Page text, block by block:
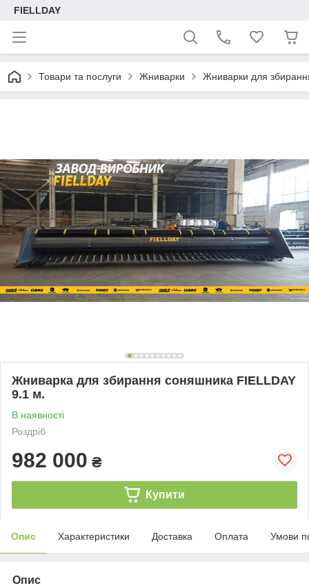
FIELLDAY
Товари та послуги Жниварки Жниварки для
Жниварка для збирання соняшника FІELLDAY
9.1 м.
В наявності
Роздріб
982 000 ₴
Купити
Опис Характеристики Доставка Оплата Умови
Опис